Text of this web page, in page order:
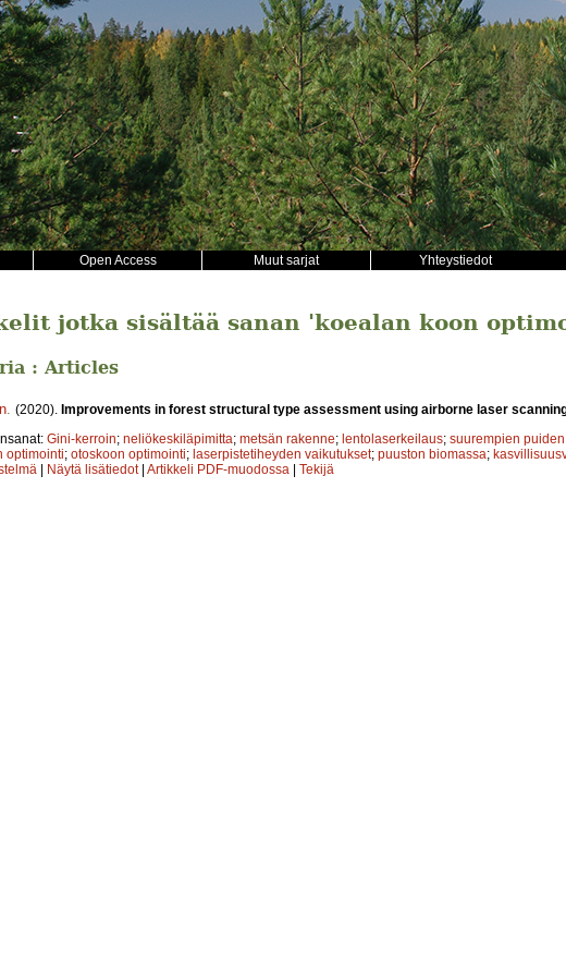
Open Access Muut sarjat Yhteystiedot
jotka sisältää sanan 'koealan koon
: Articles
(2020). Improvements in forest structural type assessment using airborne laser
Gini-kerroin; neliökeskiläpimitta; metsän rakenne; lentolaserkeilaus; suurempien
optimointi; otoskoon optimointi; laserpistetiheyden vaikutukset; puuston biomassa;
| Näytä lisätiedot | Artikkeli PDF-muodossa | Tekijä